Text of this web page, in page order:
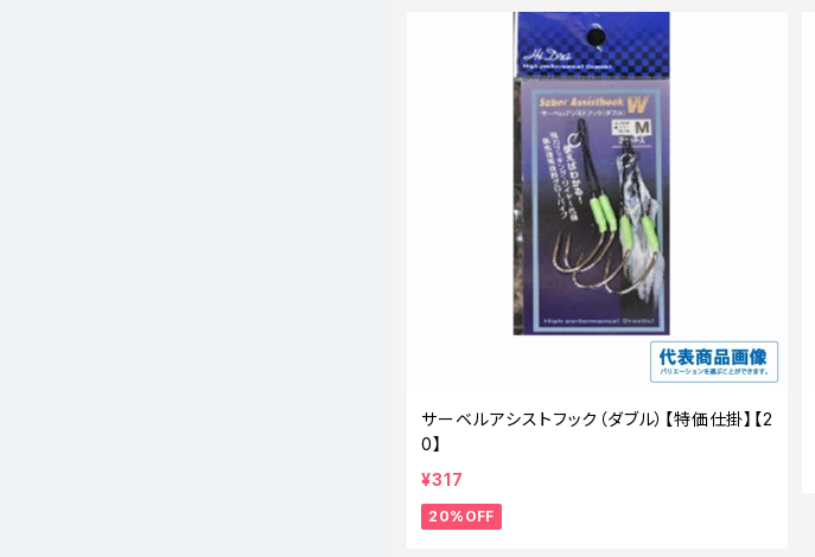
サーベルアシストフック（ダブル）【特価仕掛】【2
0】
¥317
20%OFF